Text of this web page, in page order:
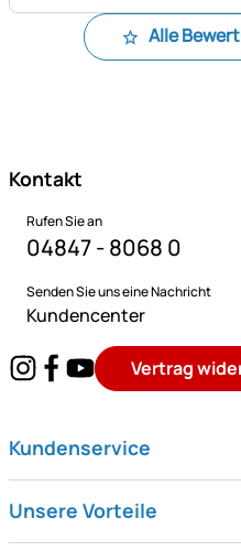
Alle
Kontakt
Rufen Sie an
04847 - 8068 0
Senden Sie uns eine Nachricht
Kundencenter
Vertrag
Kundenservice
Unsere Vorteile